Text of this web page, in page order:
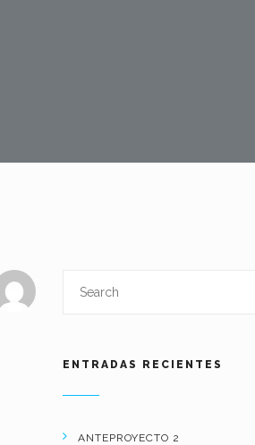
ENTRADAS RECIENTES
ANTEPROYECTO 2